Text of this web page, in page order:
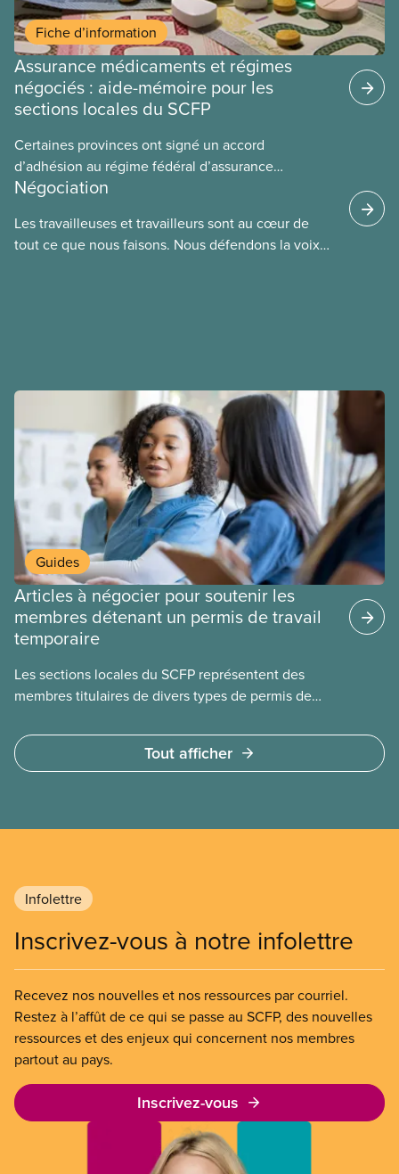
Fiche d’information
Assurance médicaments et régimes
négociés : aide-mémoire pour les
sections locales du SCFP
Certaines provinces ont signé un accord
d’adhésion au régime fédéral d’assurance
médicaments. Les sections locales du SCFP dans
régime pourrait avoir sur leurs avantages
sociaux actuels.
Négociation
Les travailleuses et travailleurs sont au cœur de
tout ce que nous faisons. Nous défendons la voix
Guides
Articles à négocier pour soutenir les
membres détenant un permis de travail
temporaire
Les sections locales du SCFP représentent des
membres titulaires de divers types de permis de
travailleuses et travailleurs étrangers temporaires,
les permis d’études et les permis de
Tout afficher
Infolettre
Inscrivez-vous à notre infolettre
Recevez nos nouvelles et nos ressources par courriel.
Restez à l’affût de ce qui se passe au SCFP, des nouvelles
ressources et des enjeux qui concernent nos membres
partout au pays.
Inscrivez-vous